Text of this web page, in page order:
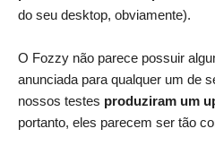
do seu desktop, obviamente).
O Fozzy não parece possuir
anunciada para qualquer um de
nossos testes produziram um
portanto, eles parecem ser tão